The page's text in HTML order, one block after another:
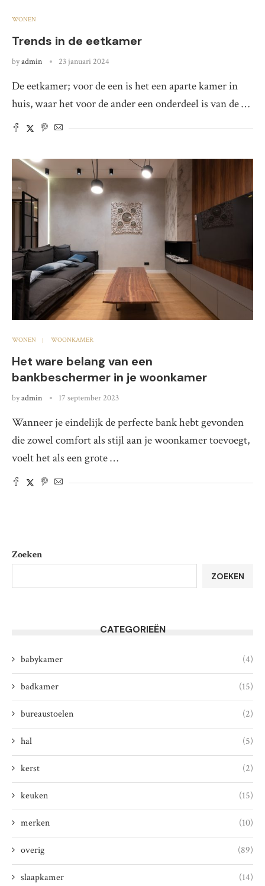
WONEN
Trends in de eetkamer
byadmin 23 januari 2024
De eetkamer; voor de een is het een aparte kamer in
huis, waar het voor de ander een onderdeel is van de …
WONEN WOONKAMER
Het ware belang van een
bankbeschermer in je woonkamer
byadmin 17 september 2023
Wanneer je eindelijk de perfecte bank hebt gevonden
die zowel comfort als stijl aan je woonkamer toevoegt,
voelt het als een grote …
Zoeken
ZOEKEN
CATEGORIEËN
babykamer (4)
badkamer (15)
bureaustoelen (2)
hal (5)
kerst (2)
keuken (15)
merken (10)
overig (89)
slaapkamer (14)